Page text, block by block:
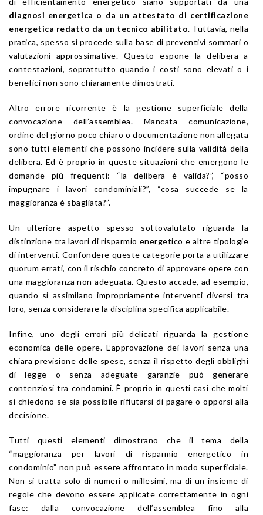
diagnosi energetica o da un attestato di certificazione
energetica redatto da un tecnico abilitato. Tuttavia, nella
pratica, spesso si procede sulla base di preventivi sommari o
valutazioni approssimative. Questo espone la delibera a
contestazioni, soprattutto quando i costi sono elevati o i
benefici non sono chiaramente dimostrati.
Altro errore ricorrente è la gestione superficiale della
convocazione dell’assemblea. Mancata comunicazione,
ordine del giorno poco chiaro o documentazione non allegata
sono tutti elementi che possono incidere sulla validità della
delibera. Ed è proprio in queste situazioni che emergono le
domande più frequenti: “la delibera è valida?”, “posso
impugnare i lavori condominiali?”, “cosa succede se la
maggioranza è sbagliata?”.
Un ulteriore aspetto spesso sottovalutato riguarda la
distinzione tra lavori di risparmio energetico e altre tipologie
di interventi. Confondere queste categorie porta a utilizzare
quorum errati, con il rischio concreto di approvare opere con
una maggioranza non adeguata. Questo accade, ad esempio,
quando si assimilano impropriamente interventi diversi tra
loro, senza considerare la disciplina specifica applicabile.
Infine, uno degli errori più delicati riguarda la gestione
economica delle opere. L’approvazione dei lavori senza una
chiara previsione delle spese, senza il rispetto degli obblighi
di legge o senza adeguate garanzie può generare
contenziosi tra condomini. È proprio in questi casi che molti
si chiedono se sia possibile rifiutarsi di pagare o opporsi alla
decisione.
Tutti questi elementi dimostrano che il tema della
“maggioranza per lavori di risparmio energetico in
condominio” non può essere affrontato in modo superficiale.
Non si tratta solo di numeri o millesimi, ma di un insieme di
regole che devono essere applicate correttamente in ogni
fase: dalla convocazione dell’assemblea fino alla